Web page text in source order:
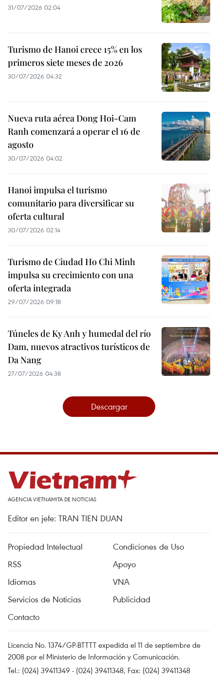
31/07/2026 02:04
Turismo de Hanoi crece 15% en los
primeros siete meses de 2026
30/07/2026 04:32
Nueva ruta aérea Dong Hoi-Cam
Ranh comenzará a operar el 16 de
agosto
30/07/2026 04:02
Hanoi impulsa el turismo
comunitario para diversificar su
oferta cultural
30/07/2026 02:14
Turismo de Ciudad Ho Chi Minh
impulsa su crecimiento con una
oferta integrada
29/07/2026 09:18
Túneles de Ky Anh y humedal del río
Dam, nuevos atractivos turísticos de
Da Nang
27/07/2026 04:38
Descargar
AGENCIA VIETNAMITA DE NOTICIAS
Editor en jefe: TRAN TIEN DUAN
Propiedad Intelectual
Condiciones de Uso
RSS
Apoyo
Idiomas
VNA
Servicios de Noticias
Publicidad
Contacto
Licencia No. 1374/GP-BTTTT expedida el 11 de septiembre de
2008 por el Ministerio de Información y Comunicación.
Tel.: (024) 39411349 - (024) 39411348, Fax: (024) 39411348